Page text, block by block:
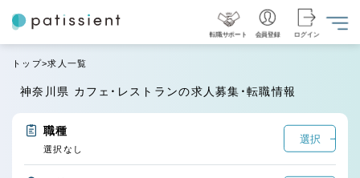
転職サポート 会員登録 ログイン
トップ 求人一覧
神奈川県 カフェ・レストランの求人募集・転職情報
職種
選択
選択なし